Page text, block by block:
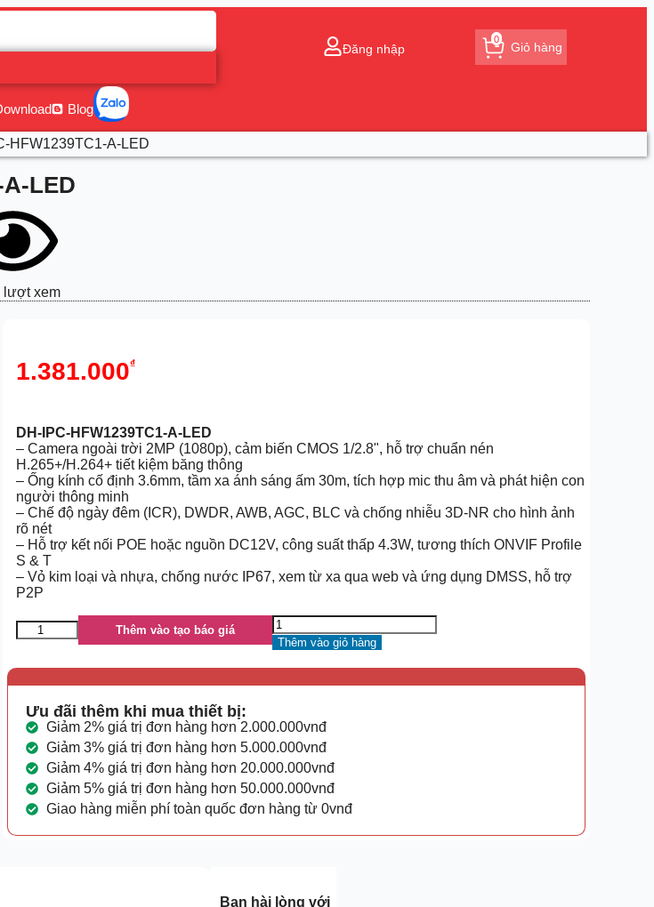
Đăng nhập Giỏ hàng
0
Blog
HFW1239TC1-A-LED
LED
lượt xem
1.381.000₫
DH-IPC-HFW1239TC1-A-LED
– Camera ngoài trời 2MP (1080p), cảm biến CMOS 1/2.8", hỗ trợ chuẩn nén
H.265+/H.264+ tiết kiệm băng thông
– Ống kính cố định 3.6mm, tầm xa ánh sáng ấm 30m, tích hợp mic thu âm và phát hiện con
người thông minh
– Chế độ ngày đêm (ICR), DWDR, AWB, AGC, BLC và chống nhiễu 3D-NR cho hình ảnh
rõ nét
– Hỗ trợ kết nối POE hoặc nguồn DC12V, công suất thấp 4.3W, tương thích ONVIF Profile
S & T
– Vỏ kim loại và nhựa, chống nước IP67, xem từ xa qua web và ứng dụng DMSS, hỗ trợ
P2P
Thêm vào tạo báo giá
Thêm vào giỏ hàng
Ưu đãi thêm khi mua thiết bị:
Giảm 2% giá trị đơn hàng hơn 2.000.000vnđ
Giảm 3% giá trị đơn hàng hơn 5.000.000vnđ
Giảm 4% giá trị đơn hàng hơn 20.000.000vnđ
Giảm 5% giá trị đơn hàng hơn 50.000.000vnđ
Giao hàng miễn phí toàn quốc đơn hàng từ 0vnđ
Bạn hài lòng với